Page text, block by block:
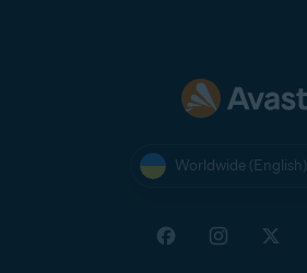
Worldwide (English)